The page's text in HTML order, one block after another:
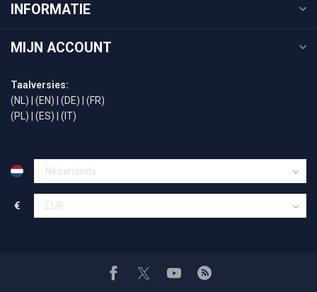
INFORMATIE
MIJN ACCOUNT
Taalversies:
(NL)
(EN) (DE)
(FR)
(PL)
(ES) (IT)
€